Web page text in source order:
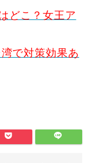
どこ？女王ア
で対策効果あ